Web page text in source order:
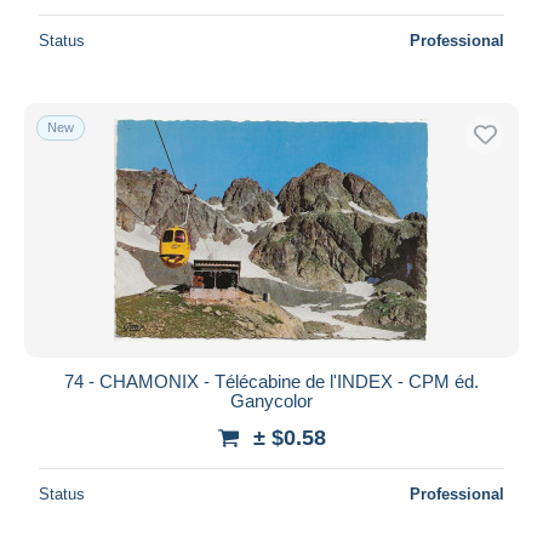
Status Professional
New
74 - CHAMONIX - Télécabine de l'INDEX - CPM éd.
Ganycolor
± $0.58
Status Professional